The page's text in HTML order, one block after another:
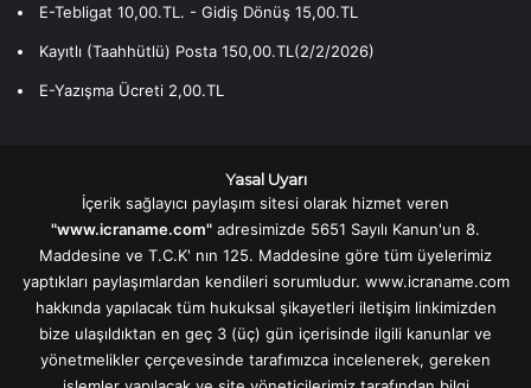
E-Tebligat 10,00.TL. - Gidiş Dönüş 15,00.TL
Kayıtlı (Taahhütlü) Posta 150,00.TL(2/2/2026)
E-Yazışma Ücreti 2,00.TL
Yasal Uyarı
İçerik sağlayıcı paylaşım sitesi olarak hizmet veren
"www.icraname.com" adresimizde 5651 Sayılı Kanun'un 8.
Maddesine ve T.C.K' nın 125. Maddesine göre tüm üyelerimiz
yaptıkları paylaşımlardan kendileri sorumludur. www.icraname.com
hakkında yapılacak tüm hukuksal şikayetleri iletişim linkimizden
bize ulaşıldıktan en geç 3 (üç) gün içerisinde ilgili kanunlar ve
yönetmelikler çerçevesinde tarafımızca incelenerek, gereken